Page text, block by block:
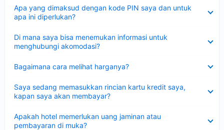
Apa yang dimaksud dengan kode PIN saya dan untuk
apa ini diperlukan?
Di mana saya bisa menemukan informasi untuk
menghubungi akomodasi?
Bagaimana cara melihat harganya?
Saya sedang memasukkan rincian kartu kredit saya,
kapan saya akan membayar?
Apakah hotel memerlukan uang jaminan atau
pembayaran di muka?